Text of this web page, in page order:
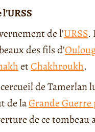
de l’URSS.
des fils d’
etChakhroukh.
de Tamerlan
de laGrande
de ce